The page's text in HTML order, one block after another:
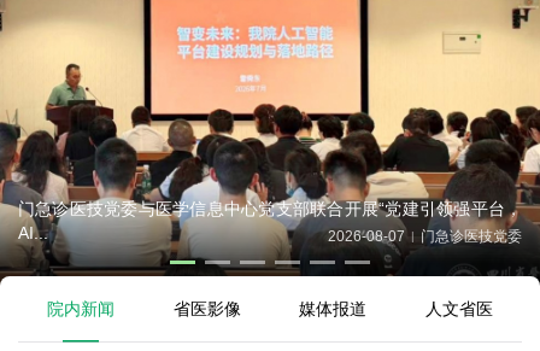
门急诊医技党委与医学信息中心党支部联合开展“党建引领强平台，
AI...
2026-08-07 | 门急诊医技党委
院内新闻 省医影像 媒体报道 人文省医